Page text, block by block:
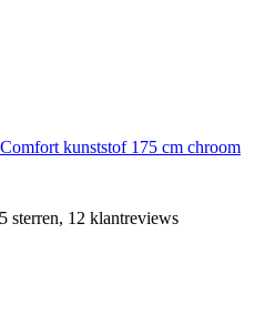
kunststof 175 cm chroom
sterren, 12 klantreviews